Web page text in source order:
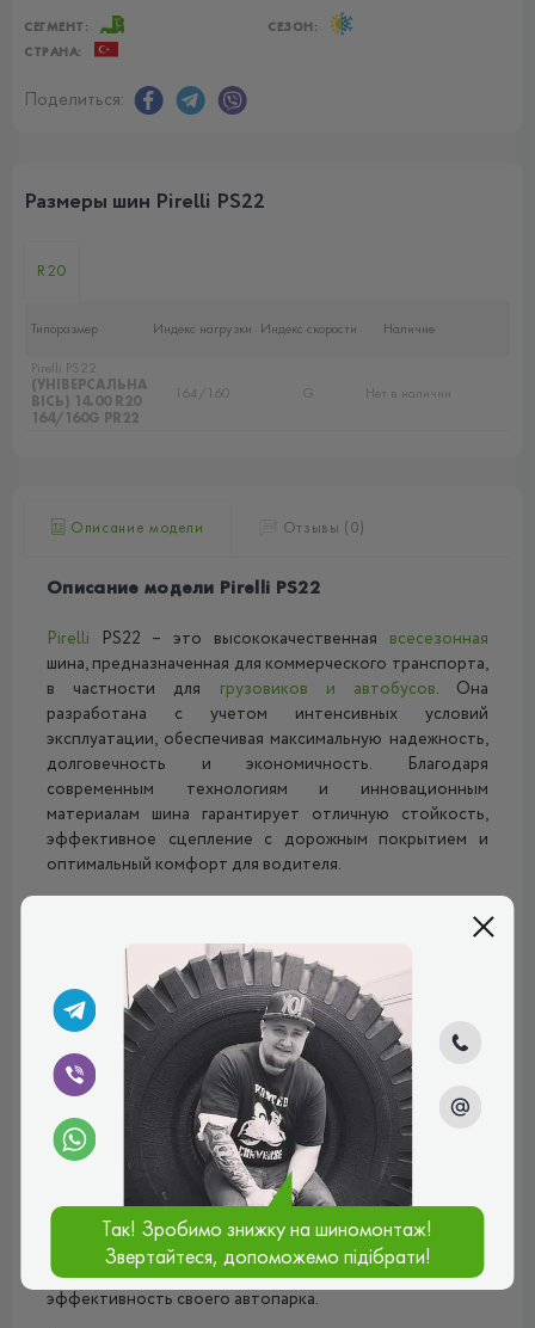
СЕГМЕНТ:
СЕЗОН:
СТРАНА:
Поделиться:
Размеры шин Pirelli PS22
R20
Типоразмер Индекс нагрузки Индекс скорости Наличие
Pirelli PS22
(УНІВЕРСАЛЬНА
ВІСЬ) 14.00 R20
164/160G PR22
164/160 G Нет в наличии
Описание модели Отзывы (0)
Описание модели Pirelli PS22
Pirelli PS22 – это высококачественная всесезонная
шина, предназначенная для коммерческого транспорта,
в частности для грузовиков и автобусов. Она
разработана с учетом интенсивных условий
эксплуатации, обеспечивая максимальную надежность,
долговечность и экономичность. Благодаря
современным технологиям и инновационным
материалам шина гарантирует отличную стойкость,
эффективное сцепление с дорожным покрытием и
оптимальный комфорт для водителя.
продольные канавки, эффективно отводящие воду,
минимизируя риск аквапланирования и обеспечивая
стабильность даже в сложных погодных условиях.
Специально разработанный состав резиновой смеси
повышает износостойкость шины, что позволяет ей
выдерживать большие нагрузки и значительные пробеги
без потери ключевых характеристик.
Конструкция каркаса покрышки разработана таким
образом, чтобы равномерно распределять нагрузку, что
способствует уменьшению неравномерного износа
протектора и соответственно продлению срока
службы шины. Это особенно важно для транспортных
компаний, стремящихся свести к минимуму
эксплуатационные расходы и обеспечить
эффективность своего автопарка.
Так! Зробимо знижку на шиномонтаж!
Звертайтеся, допоможемо підібрати!